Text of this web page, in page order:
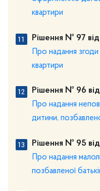
квартири
Рішення № 97
Про надання згоди
квартири
Рішення № 96
Про надання
дитини,
Рішення № 95
Про надання
позбавленої